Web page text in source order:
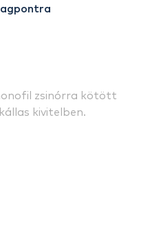
zsinórra kötött
kivitelben.